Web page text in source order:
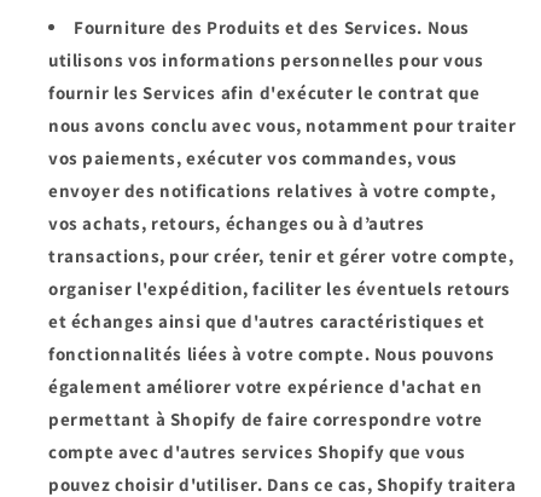
Fourniture des Produits et des Services. Nous
utilisons vos informations personnelles pour vous
fournir les Services afin d'exécuter le contrat que
nous avons conclu avec vous, notamment pour traiter
vos paiements, exécuter vos commandes, vous
envoyer des notifications relatives à votre compte,
vos achats, retours, échanges ou à d’autres
transactions, pour créer, tenir et gérer votre compte,
organiser l'expédition, faciliter les éventuels retours
et échanges ainsi que d'autres caractéristiques et
fonctionnalités liées à votre compte. Nous pouvons
également améliorer votre expérience d'achat en
permettant à Shopify de faire correspondre votre
compte avec d'autres services Shopify que vous
pouvez choisir d'utiliser. Dans ce cas, Shopify traitera